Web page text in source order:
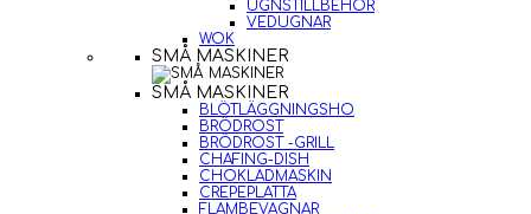
UGNSTILLBEHÖR
VEDUGNAR
WOK
SMÅ MASKINER
SMÅ MASKINER
BLÖTLÄGGNINGSHO
BRÖDROST
BRÖDROST -GRILL
CHAFING-DISH
CHOKLADMASKIN
CREPEPLATTA
FLAMBEVAGNAR